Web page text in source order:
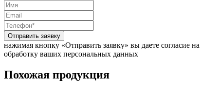
Отправить заявку
нажимая кнопку «Отправить заявку» вы даете согласие на
обработку ваших персональных данных
Похожая продукция